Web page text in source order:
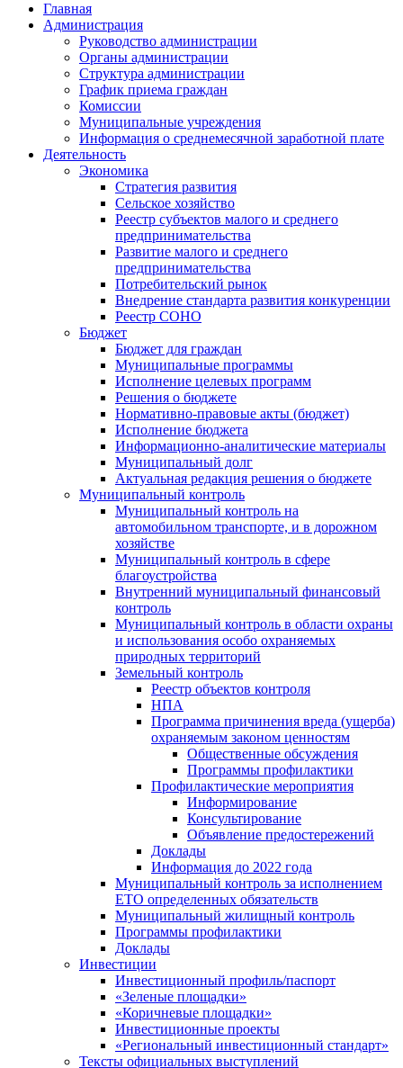
Главная
Администрация
Руководство администрации
Органы администрации
Структура администрации
График приема граждан
Комиссии
Муниципальные учреждения
Информация о среднемесячной заработной плате
Деятельность
Экономика
Стратегия развития
Сельское хозяйство
Реестр субъектов малого и среднего
предпринимательства
Развитие малого и среднего
предпринимательства
Потребительский рынок
Внедрение стандарта развития конкуренции
Реестр СОНО
Бюджет
Бюджет для граждан
Муниципальные программы
Исполнение целевых программ
Решения о бюджете
Нормативно-правовые акты (бюджет)
Исполнение бюджета
Информационно-аналитические материалы
Муниципальный долг
Актуальная редакция решения о бюджете
Муниципальный контроль
Муниципальный контроль на
автомобильном транспорте, и в дорожном
хозяйстве
Муниципальный контроль в сфере
благоустройства
Внутренний муниципальный финансовый
контроль
Муниципальный контроль в области охраны
и использования особо охраняемых
природных территорий
Земельный контроль
Реестр объектов контроля
НПА
Программа причинения вреда (ущерба)
охраняемым законом ценностям
Общественные обсуждения
Программы профилактики
Профилактические мероприятия
Информирование
Консультирование
Объявление предостережений
Доклады
Информация до 2022 года
Муниципальный контроль за исполнением
ЕТО определенных обязательств
Муниципальный жилищный контроль
Программы профилактики
Доклады
Инвестиции
Инвестиционный профиль/паспорт
«Зеленые площадки»
«Коричневые площадки»
Инвестиционные проекты
«Региональный инвестиционный стандарт»
Тексты официальных выступлений